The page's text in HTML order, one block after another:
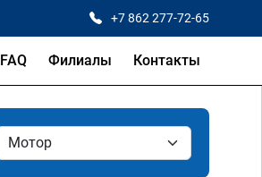
+7 862 277-72-65
FAQ Филиалы Контакты